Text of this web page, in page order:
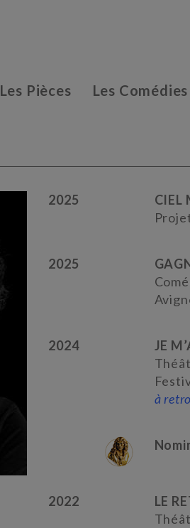
Les Pièces Les
2025
CIEL
2025
2024
JE
à
2022
LE